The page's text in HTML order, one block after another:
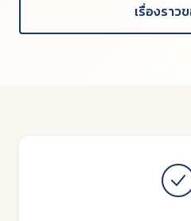
เรื่องราว